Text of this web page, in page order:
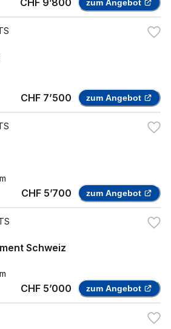
CHF 9’800 zum Angebot
CHF 7’500 zum Angebot
CHF 5’700 zum Angebot
Schweiz
CHF 5’000 zum Angebot